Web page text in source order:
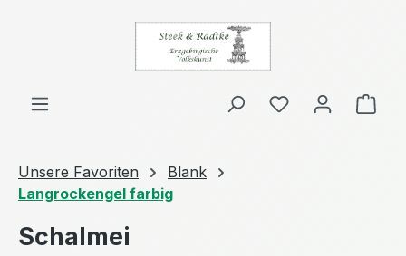
Zum Hauptinhalt springen
Unsere Favoriten
Blank
Langrockengel farbig
Schalmei